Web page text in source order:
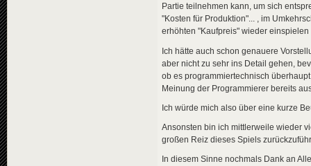
Partie teilnehmen kann, um sich
"Kosten für Produktion"... , im
erhöhten "Kaufpreis" wieder einspielen
Ich hätte auch schon genauere
aber nicht zu sehr ins Detail gehen,
ob es programmiertechnisch
Meinung der Programmierer bereits
Ich würde mich also über eine kurze
Ansonsten bin ich mittlerweile wieder
großen Reiz dieses Spiels
In diesem Sinne nochmals Dank an